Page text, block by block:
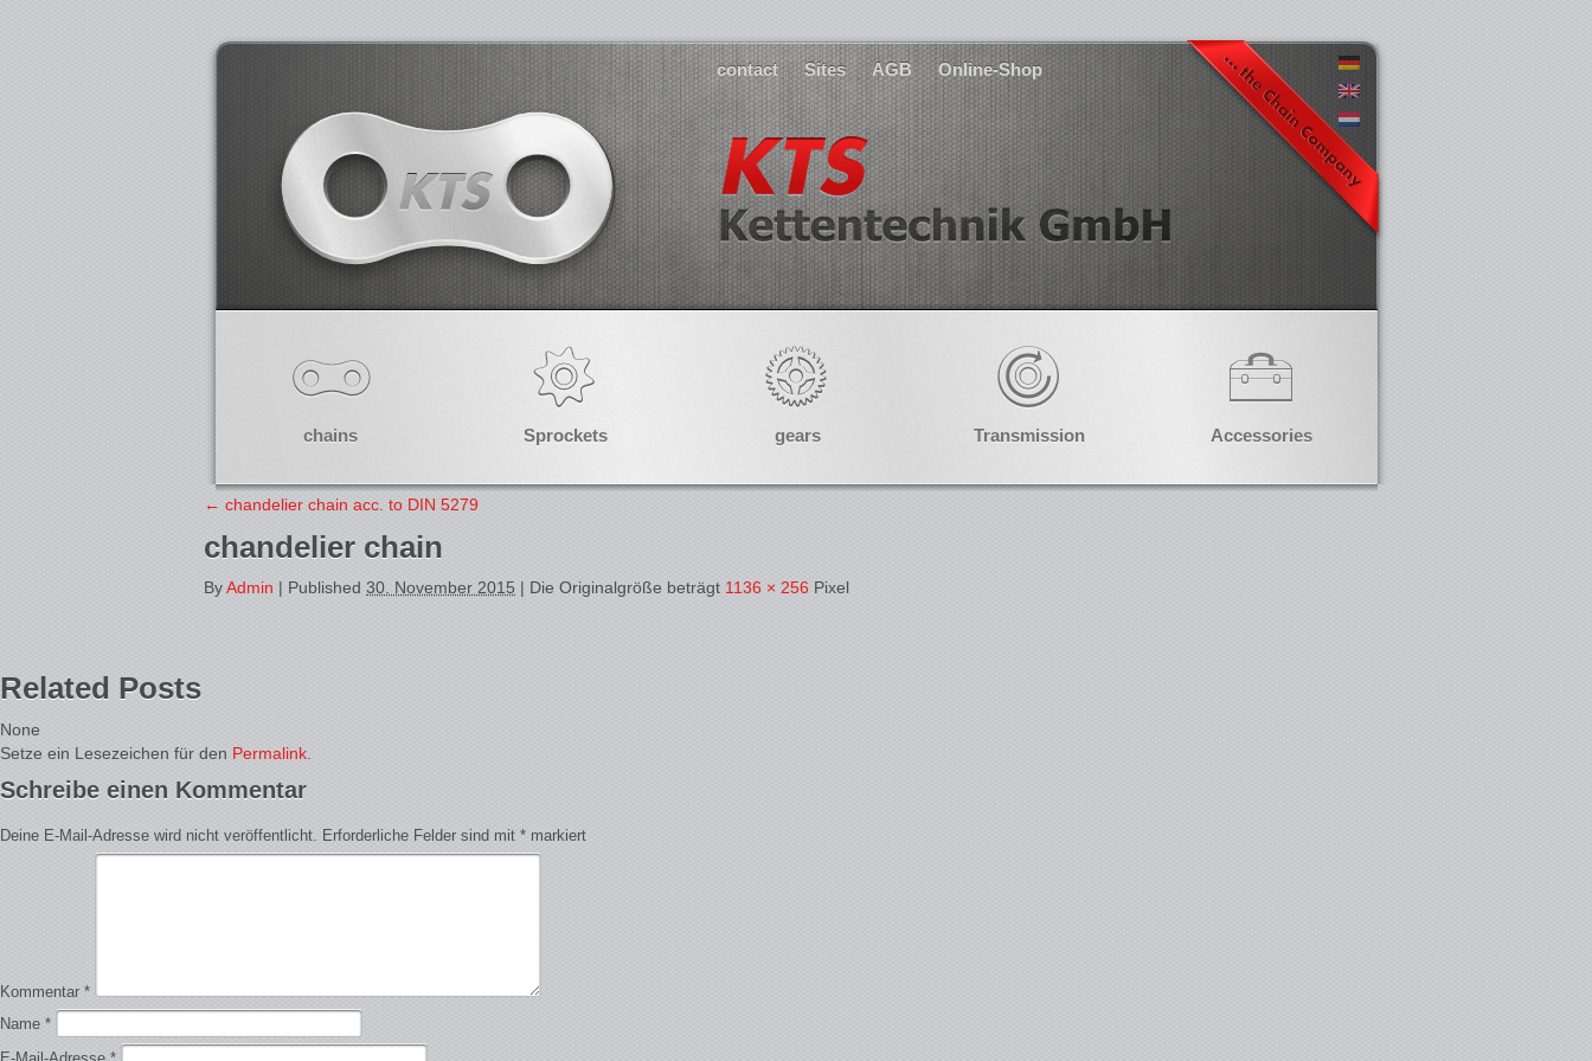
contact Sites AGB Online-Shop
chains Sprockets gears Transmission Accessories
← chandelier chain acc. to DIN 5279
chandelier chain
ByAdmin | Published 30. November 2015 | Die Originalgröße beträgt 1136 × 256 Pixel
Related Posts
None
Setze ein Lesezeichen für den Permalink
Schreibe einen Kommentar
Deine E-Mail-Adresse wird nicht veröffentlicht. Erforderliche Felder sind mit * markiert
Kommentar *
Name *
E-Mail-Adresse *